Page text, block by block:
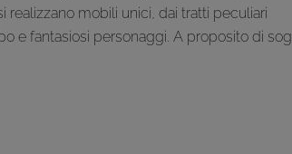
realizzano mobili unici, dai tratti peculiari
e fantasiosi personaggi. A proposito di